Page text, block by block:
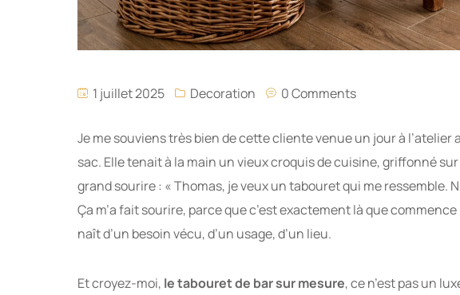
1 juillet 2025 Decoration 0 Comments
Je me souviens très bien de cette cliente venue un jour à
sac. Elle tenait à la main un vieux croquis de cuisine, griffonné
grand sourire : « Thomas, je veux un tabouret qui me ressemble.
Ça m’a fait sourire, parce que c’est exactement là que
naît d’un besoin vécu, d’un usage, d’un lieu.
Et croyez-moi, le tabouret de bar sur mesure, ce n’est pas un